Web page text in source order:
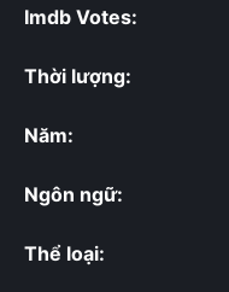
Imdb Votes:
Thời lượng:
Năm:
Ngôn ngữ:
Thể loại: